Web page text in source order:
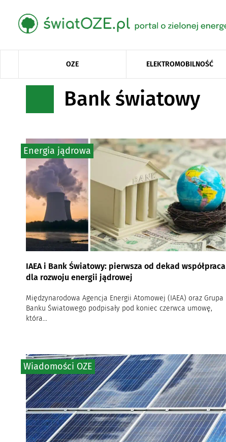
OZE ELEKTROMOBILNOŚĆ
Bank światowy
IAEA i Bank Światowy: pierwsza od dekad współpraca
dla rozwoju energii jądrowej
Międzynarodowa Agencja Energii Atomowej (IAEA) oraz Grupa
Banku Światowego podpisały pod koniec czerwca umowę,
która...
Energia jądrowa
Wiadomości OZE